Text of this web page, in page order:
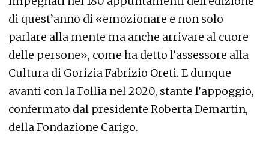
di quest’anno di «emozionare e non solo
parlare alla mente ma anche arrivare al cuore
delle persone», come ha detto l’assessore alla
Cultura di Gorizia Fabrizio Oreti. E dunque
avanti con la Follia nel 2020, stante l’appoggio,
confermato dal presidente Roberta Demartin,
della Fondazione Carigo.